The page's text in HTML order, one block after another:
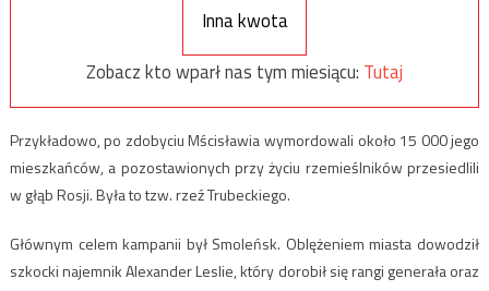
Inna kwota
Zobacz kto wparł nas tym miesiącu: Tutaj
Przykładowo, po zdobyciu Mścisławia wymordowali około 15 000 jego
mieszkańców, a pozostawionych przy życiu rzemieślników przesiedlili
w głąb Rosji. Była to tzw. rzeź Trubeckiego.
Głównym celem kampanii był Smoleńsk. Oblężeniem miasta dowodził
szkocki najemnik Alexander Leslie, który dorobił się rangi generała oraz